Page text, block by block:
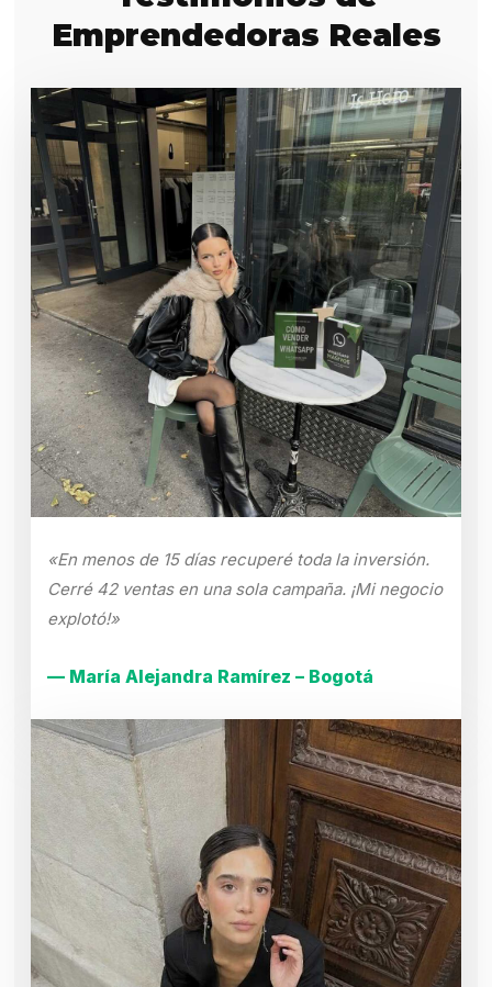
Emprendedoras Reales
«En menos de 15 días recuperé toda la inversión.
Cerré 42 ventas en una sola campaña. ¡Mi negocio
explotó!»
— María Alejandra Ramírez – Bogotá